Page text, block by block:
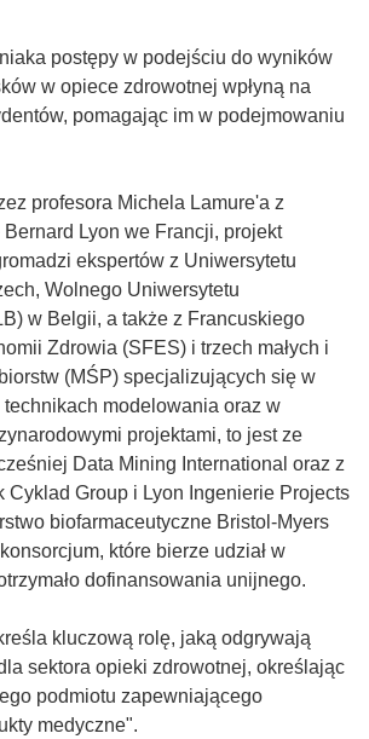
postępy w podejściu do wyników
w opiece zdrowotnej wpłyną na
pomagając im w podejmowaniu
profesora Michela Lamure'a z
Lyon we Francji, projekt
ekspertów z Uniwersytetu
Wolnego Uniwersytetu
w Belgii, a także z Francuskiego
Zdrowia (SFES) i trzech małych i
(MŚP) specjalizujących się w
modelowania oraz w
projektami, to jest ze
Data Mining International oraz z
Cyklad Group i Lyon Ingenierie Projects
biofarmaceutyczne Bristol-Myers
które bierze udział w
dofinansowania unijnego.
kluczową rolę, jaką odgrywają
sektora opieki zdrowotnej, określając
podmiotu zapewniającego
medyczne".